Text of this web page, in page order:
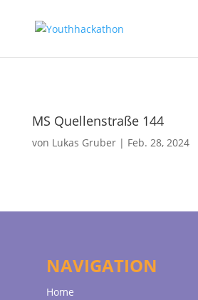
MS Quellenstraße 144
von Lukas Gruber| Feb. 28, 2024
NAVIGATION
Home